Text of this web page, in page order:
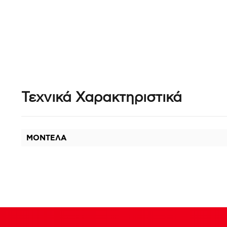
Τεχνικά Χαρακτηριστικά
ΜΟΝΤΕΛΑ